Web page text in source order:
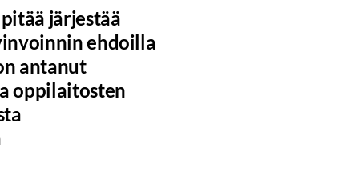
järjestää
ehdoilla
antanut
oppilaitosten